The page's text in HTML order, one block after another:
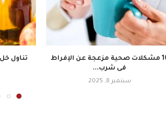
10 مشكلات صحية مزعجة عن الإفراط
فى شرب...
سبتمبر 8, 2025